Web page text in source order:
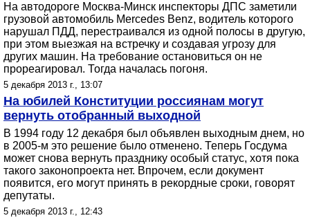
На автодороге Москва-Минск инспекторы ДПС заметили
грузовой автомобиль Mercedes Benz, водитель которого
нарушал ПДД, перестраивался из одной полосы в другую,
при этом выезжая на встречку и создавая угрозу для
других машин. На требование остановиться он не
прореагировал. Тогда началась погоня.
5 декабря 2013 г., 13:07
На юбилей Конституции россиянам могут
вернуть отобранный выходной
В 1994 году 12 декабря был объявлен выходным днем, но
в 2005-м это решение было отменено. Теперь Госдума
может снова вернуть празднику особый статус, хотя пока
такого законопроекта нет. Впрочем, если документ
появится, его могут принять в рекордные сроки, говорят
депутаты.
5 декабря 2013 г., 12:43